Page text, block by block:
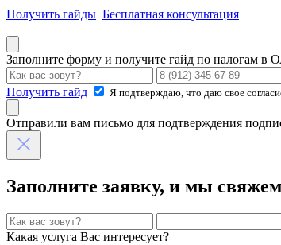
Получить гайды Бесплатная консультация
Заполните форму и получите гайд по налогам в
Получить гайд Я подтверждаю, что даю свое
Отправили вам письмо для подтверждения
Заполните заявку, и мы
Какая услуга Вас интересует?